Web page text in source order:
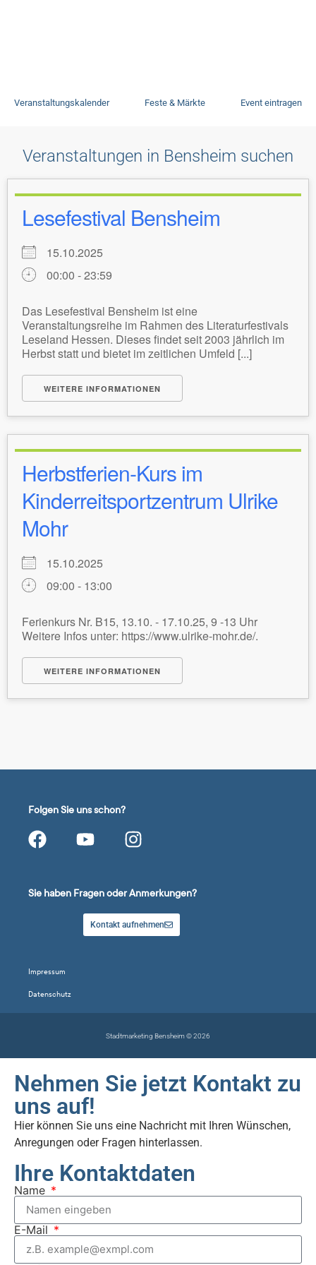
Veranstaltungskalender Feste & Märkte Event eintragen
Veranstaltungen in Bensheim suchen
Lesefestival Bensheim
15.10.2025
00:00 - 23:59
Das Lesefestival Bensheim ist eine
Veranstaltungsreihe im Rahmen des Literaturfestivals
Leseland Hessen. Dieses findet seit 2003 jährlich im
Herbst statt und bietet im zeitlichen Umfeld [...]
WEITERE INFORMATIONEN
Herbstferien-Kurs im
Kinderreitsportzentrum Ulrike
Mohr
15.10.2025
09:00 - 13:00
Ferienkurs Nr. B15, 13.10. - 17.10.25, 9 -13 Uhr
Weitere Infos unter: https://www.ulrike-mohr.de/.
WEITERE INFORMATIONEN
Folgen Sie uns schon?
Sie haben Fragen oder Anmerkungen?
Kontakt aufnehmen
Impressum
Datenschutz
Stadtmarketing Bensheim © 2026
Nehmen Sie jetzt Kontakt zu
uns auf!
Hier können Sie uns eine Nachricht mit Ihren Wünschen,
Anregungen oder Fragen hinterlassen.
Ihre Kontaktdaten
Name
E-Mail